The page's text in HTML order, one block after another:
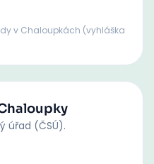
v Chaloupkách (vyhláška
úřad (ČSÚ).